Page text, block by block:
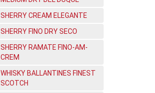
SHERRY CREAM ELEGANTE
SHERRY FINO DRY SECO
SHERRY RAMATE FINO-AM-
CREM
WHISKY BALLANTINES FINEST
SCOTCH